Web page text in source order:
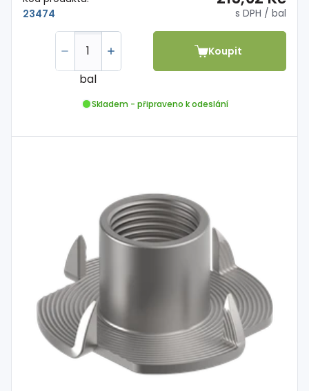
23474
s DPH / bal
bal
Koupit
Skladem - připraveno k odeslání